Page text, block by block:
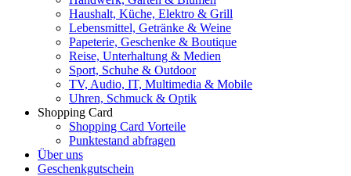
Haushalt, Küche, Elektro & Grill
Lebensmittel, Getränke & Weine
Papeterie, Geschenke & Boutique
Reise, Unterhaltung & Medien
Sport, Schuhe & Outdoor
TV, Audio, IT, Multimedia & Mobile
Uhren, Schmuck & Optik
Shopping Card
Shopping Card Vorteile
Punktestand abfragen
Über uns
Geschenkgutschein